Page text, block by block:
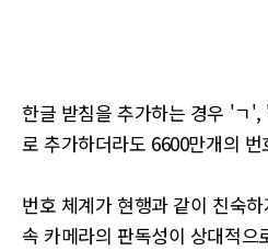
한글 받침을 추가하는 경우 'ㄱ
로 추가하더라도 6600만개의
번호 체계가 현행과 같이 친숙
속 카메라의 판독성이 상대적